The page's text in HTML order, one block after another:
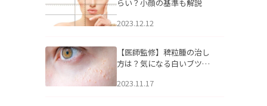
らい？小顔の基準も解説
2023.12.12
【医師監修】稗粒腫の治し
方は？気になる白いブツブ
アについて
2023.11.17